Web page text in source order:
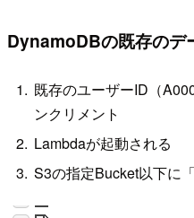
DynamoDBの既存のデ
既存のユーザーID（
ンクリメント
Lambdaが起動される
S3の指定Bucket以下に